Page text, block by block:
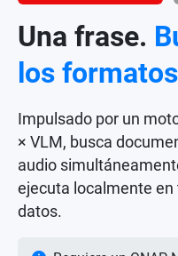
Una frase.
los
Impulsado por un
× VLM, busca
audio
ejecuta localmente en
datos.